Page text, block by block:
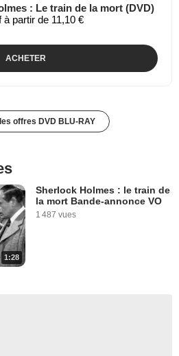
: Le train de la mort (DVD)
à partir de 11,10 €
ACHETER
offres DVD BLU-RAY
1:28
Sherlock Holmes : le train de
la mort Bande-annonce VO
1 487 vues